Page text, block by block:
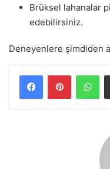
Brüksel lahanalar
edebilirsiniz.
Deneyenlere şimdiden